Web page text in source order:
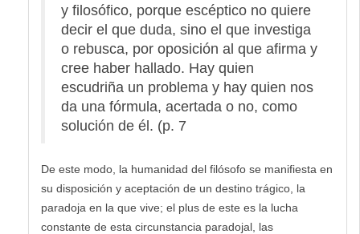
y filosófico, porque escéptico no quiere
decir el que duda, sino el que investiga
o rebusca, por oposición al que afirma y
cree haber hallado. Hay quien
escudriña un problema y hay quien nos
da una fórmula, acertada o no, como
solución de él. (p. 7
De este modo, la humanidad del filósofo se manifiesta en
su disposición y aceptación de un destino trágico, la
paradoja en la que vive; el plus de este es la lucha
constante de esta circunstancia paradojal, las